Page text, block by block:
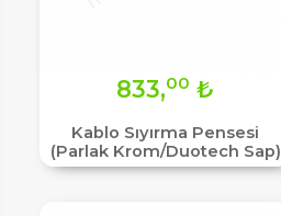
Kablo Sıyırma Pensesi
(Parlak Krom/Duotech Sap)
833,00 ₺